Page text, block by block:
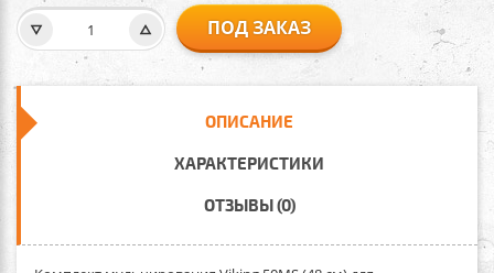
ПОД ЗАКАЗ
ОПИСАНИЕ
ХАРАКТЕРИСТИКИ
ОТЗЫВЫ (0)